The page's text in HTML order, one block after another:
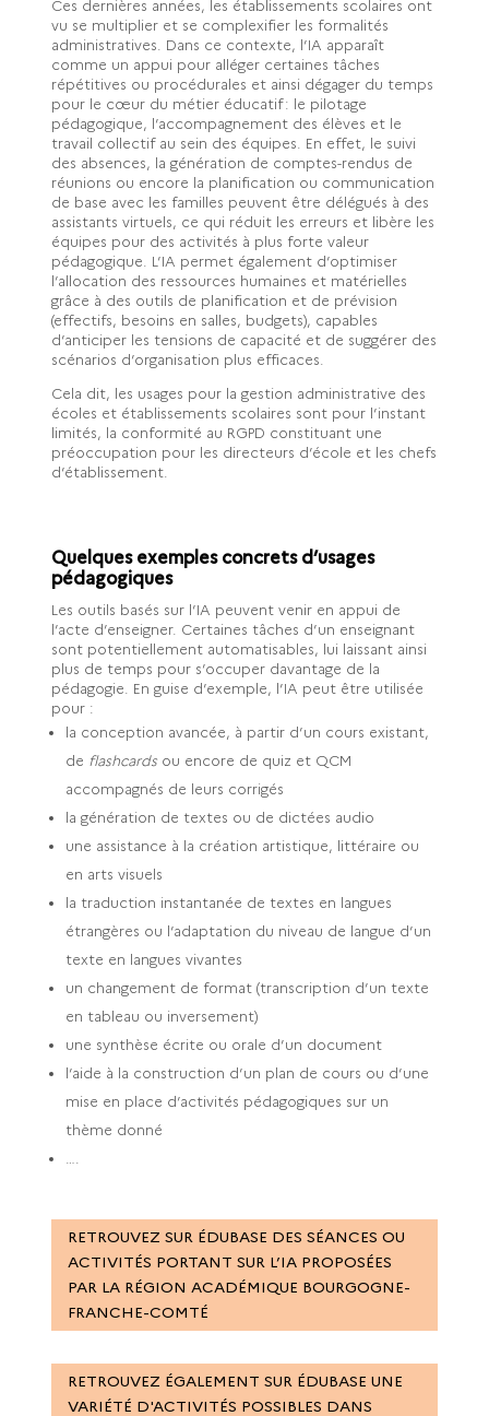
Ces dernières années, les établissements scolaires ont
vu se multiplier et se complexifier les formalités
administratives. Dans ce contexte, l’IA apparaît
comme un appui pour alléger certaines tâches
répétitives ou procédurales et ainsi dégager du temps
pour le cœur du métier éducatif : le pilotage
pédagogique, l’accompagnement des élèves et le
travail collectif au sein des équipes. En effet, le suivi
des absences, la génération de comptes-rendus de
réunions ou encore la planification ou communication
de base avec les familles peuvent être délégués à des
assistants virtuels, ce qui réduit les erreurs et libère les
équipes pour des activités à plus forte valeur
pédagogique. L’IA permet également d’optimiser
l’allocation des ressources humaines et matérielles
grâce à des outils de planification et de prévision
(effectifs, besoins en salles, budgets), capables
d’anticiper les tensions de capacité et de suggérer des
scénarios d’organisation plus efficaces.
Cela dit, les usages pour la gestion administrative des
écoles et établissements scolaires sont pour l’instant
limités, la conformité au RGPD constituant une
préoccupation pour les directeurs d’école et les chefs
d’établissement.
Quelques exemples concrets d’usages
pédagogiques
Les outils basés sur l’IA peuvent venir en appui de
l’acte d’enseigner. Certaines tâches d’un enseignant
sont potentiellement automatisables, lui laissant ainsi
plus de temps pour s’occuper davantage de la
pédagogie. En guise d’exemple, l’IA peut être utilisée
pour :
la conception avancée, à partir d’un cours existant,
de flashcardsou encore de quiz et QCM
accompagnés de leurs corrigés
la génération de textes ou de dictées audio
une assistance à la création artistique, littéraire ou
en arts visuels
la traduction instantanée de textes en langues
étrangères ou l’adaptation du niveau de langue d’un
texte en langues vivantes
un changement de format (transcription d’un texte
en tableau ou inversement)
une synthèse écrite ou orale d’un document
l’aide à la construction d’un plan de cours ou d’une
mise en place d’activités pédagogiques sur un
thème donné
RETROUVEZ SUR ÉDUBASE DES SÉANCES OU
ACTIVITÉS PORTANT SUR L’IA PROPOSÉES
PAR LA RÉGION ACADÉMIQUE BOURGOGNE-
FRANCHE-COMTÉ
RETROUVEZ ÉGALEMENT SUR ÉDUBASE UNE
VARIÉTÉ D'ACTIVITÉS POSSIBLES DANS